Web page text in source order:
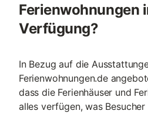
Ferienwohnungen
Verfügung?
In Bezug auf die
Ferienwohnungen.de
dass die Ferienhäuser und
alles verfügen, was